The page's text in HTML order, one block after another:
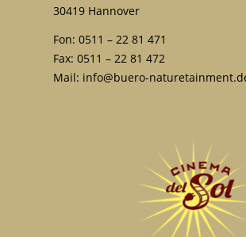
30419 Hannover
Fon: 0511 – 22 81 471
Fax: 0511 – 22 81 472
Mail: info@buero-